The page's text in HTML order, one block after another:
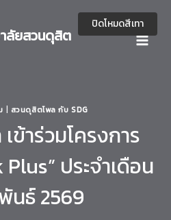
ลัยสวนดุสิต
สวนดุสิตโพล กับ SDG
ข้าร่วมโครงการ
ประจำเดือน
นธ์ 2569
ปิดโหมดสีเทา